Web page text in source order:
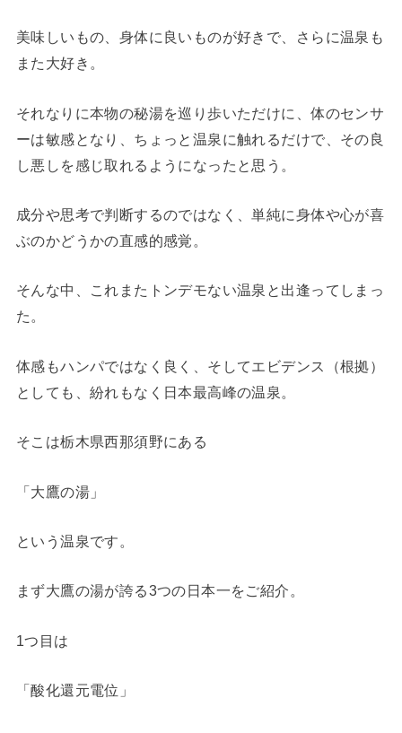
美味しいもの、身体に良いものが好きで、さらに温泉も
また大好き。
それなりに本物の秘湯を巡り歩いただけに、体のセンサ
ーは敏感となり、ちょっと温泉に触れるだけで、その良
し悪しを感じ取れるようになったと思う。
成分や思考で判断するのではなく、単純に身体や心が喜
ぶのかどうかの直感的感覚。
そんな中、これまたトンデモない温泉と出逢ってしまっ
た。
体感もハンパではなく良く、そしてエビデンス（根拠）
としても、紛れもなく日本最高峰の温泉。
そこは栃木県西那須野にある
「大鷹の湯」
という温泉です。
まず大鷹の湯が誇る3つの日本一をご紹介。
1つ目は
「酸化還元電位」